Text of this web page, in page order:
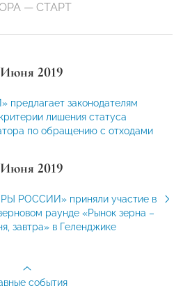
— СТАРТ
2019
законодателям
лишения статуса
по обращению с отходами
2019
РОССИИ» приняли участие в
раунде «Рынок зерна –
завтра» в Геленджике
события